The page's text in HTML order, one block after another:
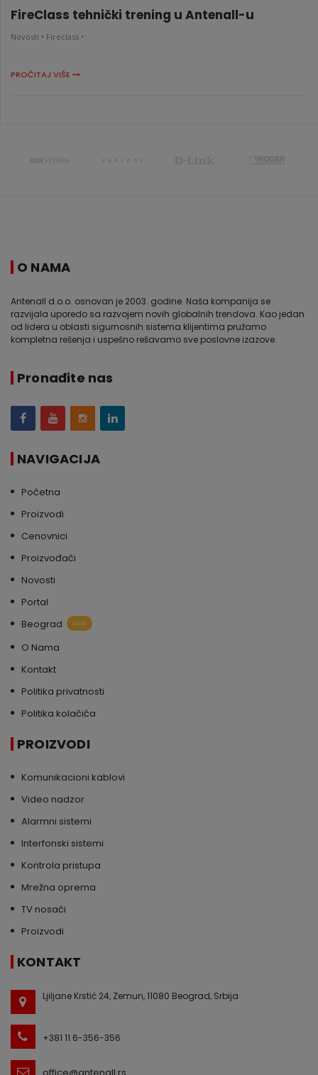
FireClass tehnički trening u Antenall-u
Novosti • Fireclass •
PROČITAJ VIŠE
O NAMA
Antenall d.o.o. osnovan je 2003. godine. Naša kompanija se
razvijala uporedo sa razvojem novih globalnih trendova. Kao jedan
od lidera u oblasti sigurnosnih sistema klijentima pružamo
kompletna rešenja i uspešno rešavamo sve poslovne izazove.
Pronađite nas
NAVIGACIJA
Početna
Proizvodi
Cenovnici
Proizvođači
Novosti
Portal
Beograd
uživo
O Nama
Kontakt
Politika privatnosti
Politika kolačića
PROIZVODI
Komunikacioni kablovi
Video nadzor
Alarmni sistemi
Interfonski sistemi
Kontrola pristupa
Mrežna oprema
TV nosači
Proizvodi
KONTAKT
Ljiljane Krstić 24, Zemun, 11080 Beograd, Srbija
+381 11 6-356-356